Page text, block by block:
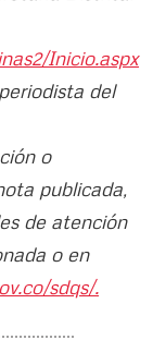
Inicio.aspx
del
o
publicada,
de atención
o en
sdqs/.